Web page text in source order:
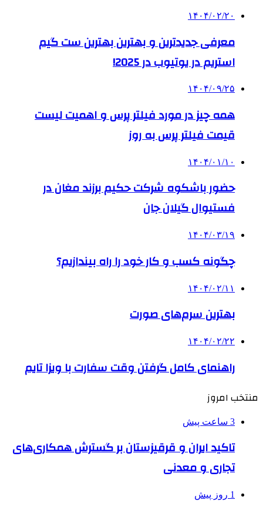
۱۴۰۴/۰۲/۲۰
معرفی جدیدترین و بهترین بهترین ست گیم
استریم در یوتیوب در 2025!
۱۴۰۴/۰۹/۲۵
همه چیز در مورد فیلتر پرس و اهمیت لیست
قیمت فیلتر پرس به روز
۱۴۰۴/۰۱/۱۰
حضور باشکوه شرکت حکیم برزند مغان در
فستیوال گیلان جان
۱۴۰۴/۰۳/۱۹
چگونه کسب و کار خود را راه بیندازیم؟
۱۴۰۴/۰۲/۱۱
بهترین سرم‌های صورت
۱۴۰۴/۰۲/۲۲
راهنمای کامل گرفتن وقت سفارت با ویزا تایم
منتخب امروز
3 ساعت پیش
تاکید ایران و قرقیزستان بر گسترش همکاری‌های
تجاری و معدنی
1 روز پیش